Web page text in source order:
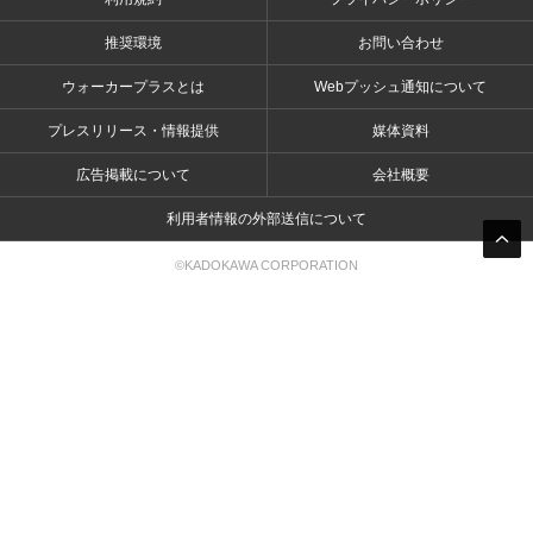
推奨環境 お問い合わせ
ウォーカープラスとは Webプッシュ通知について
プレスリリース・情報提供 媒体資料
広告掲載について 会社概要
利用者情報の外部送信について
©KADOKAWA CORPORATION